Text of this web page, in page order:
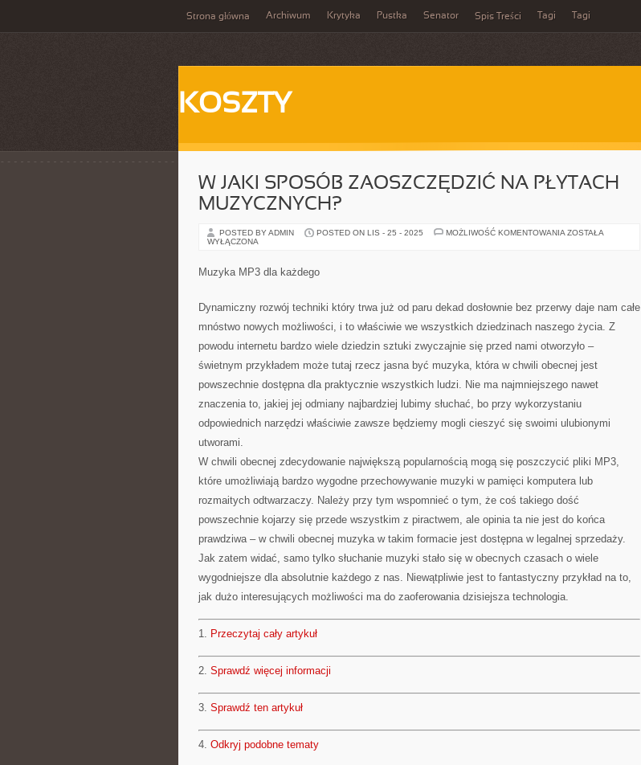
Strona główna Archiwum Krytyka Pustka Senator Spis Treści Tagi Tagi
KOSZTY
W JAKI SPOSÓB ZAOSZCZĘDZIĆ NA PŁYTACH
MUZYCZNYCH?
POSTED BY ADMIN POSTED ON LIS - 25 - 2025 MOŻLIWOŚĆ KOMENTOWANIA W
ZOSTAŁA
WYŁĄCZONA
Muzyka MP3 dla każdego
Dynamiczny rozwój techniki który trwa już od paru dekad dosłownie bez przerwy daje nam całe
mnóstwo nowych możliwości, i to właściwie we wszystkich dziedzinach naszego życia. Z
powodu internetu bardzo wiele dziedzin sztuki zwyczajnie się przed nami otworzyło –
świetnym przykładem może tutaj rzecz jasna być muzyka, która w chwili obecnej jest
powszechnie dostępna dla praktycznie wszystkich ludzi. Nie ma najmniejszego nawet
znaczenia to, jakiej jej odmiany najbardziej lubimy słuchać, bo przy wykorzystaniu
odpowiednich narzędzi właściwie zawsze będziemy mogli cieszyć się swoimi ulubionymi
utworami.
W chwili obecnej zdecydowanie największą popularnością mogą się poszczycić pliki MP3,
które umożliwiają bardzo wygodne przechowywanie muzyki w pamięci komputera lub
rozmaitych odtwarzaczy. Należy przy tym wspomnieć o tym, że coś takiego dość
powszechnie kojarzy się przede wszystkim z piractwem, ale opinia ta nie jest do końca
prawdziwa – w chwili obecnej muzyka w takim formacie jest dostępna w legalnej sprzedaży.
Jak zatem widać, samo tylko słuchanie muzyki stało się w obecnych czasach o wiele
wygodniejsze dla absolutnie każdego z nas. Niewątpliwie jest to fantastyczny przykład na to,
jak dużo interesujących możliwości ma do zaoferowania dzisiejsza technologia.
1. Przeczytaj cały artykuł
2. Sprawdź więcej informacji
3. Sprawdź ten artykuł
4. Odkryj podobne tematy